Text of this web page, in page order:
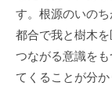
す。根源のいの
都合で我と樹木
つながる意識を
てくることが分か